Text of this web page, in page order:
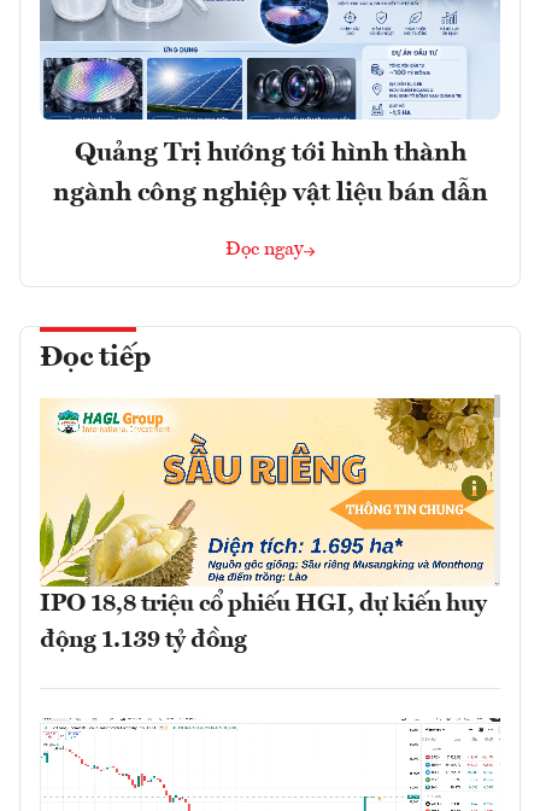
Quảng Trị hướng tới hình thành
ngành công nghiệp vật liệu bán dẫn
Đọc ngay
Đọc tiếp
IPO 18,8 triệu cổ phiếu HGI, dự kiến huy
động 1.139 tỷ đồng